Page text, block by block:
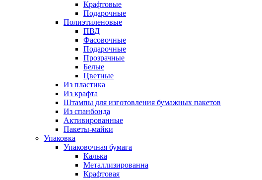
Крафтовые
Подарочные
Полиэтиленовые
ПВД
Фасовочные
Подарочные
Прозрачные
Белые
Цветные
Из пластика
Из крафта
Штампы для изготовления бумажных пакетов
Из спанбонда
Активированные
Пакеты-майки
Упаковка
Упаковочная бумага
Калька
Металлизированна
Крафтовая